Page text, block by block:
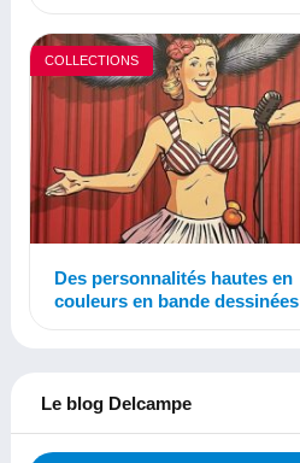
COLLECTIONS
Des personnalités hautes en
couleurs en bande dessinées
Le blog Delcampe